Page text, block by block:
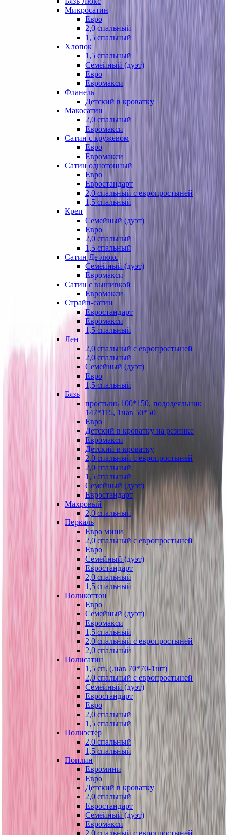
Микросатин
Евро
2,0 спальный
1,5 спальный
Хлопок
1,5 спальный
Семейный (дуэт)
Евро
Евромакси
Фланель
Детский в кроватку
Макосатин
2,0 спальный
Евромакси
Сатин с кружевом
Евро
Евромакси
Сатин однотонный
Евро
Евростандарт
2,0 спальный с европростыней
1,5 спальный
Креп
Семейный (дуэт)
Евро
2,0 спальный
1,5 спальный
Сатин Де-люкс
Семейный (дуэт)
Евромакси
Сатин с вышивкой
Евромакси
Страйп-сатин
Евростандарт
Евромакси
1,5 спальный
Лен
2,0 спальный с европростыней
2,0 спальный
Семейный (дуэт)
Евро
1,5 спальный
Бязь
простынь 100*150, пододеяльник
147*115, 1нав 50*50
Евро
Детский в кроватку на резинке
Евромакси
Детский в кроватку
2,0 спальный с европростыней
2,0 спальный
1,5 спальный
Семейный (дуэт)
Евростандарт
Махровый
2,0 спальный
Перкаль
Евро мини
2,0 спальный с европростыней
Евро
Семейный (дуэт)
Евростандарт
2,0 спальный
1,5 спальный
Поликоттон
Евро
Семейный (дуэт)
Евромакси
1,5 спальный
2,0 спальный с европростыней
2,0 спальный
Полисатин
1,5 сп. (.нав 70*70-1шт)
2,0 спальный с европростыней
Семейный (дуэт)
Евростандарт
Евро
2,0 спальный
1,5 спальный
Полиэстер
2,0 спальный
1,5 спальный
Поплин
Евромини
Евро
Детский в кроватку
2,0 спальный
Евростандарт
Семейный (дуэт)
Евромакси